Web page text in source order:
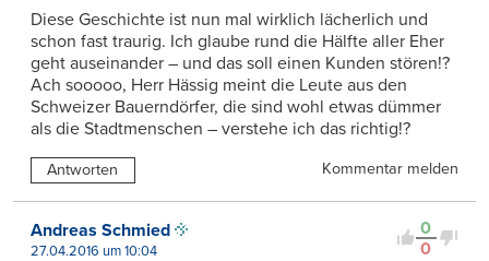
Diese Geschichte ist nun mal wirklich lächerlich und
schon fast traurig. Ich glaube rund die Hälfte aller Eher
geht auseinander – und das soll einen Kunden stören!?
Ach sooooo, Herr Hässig meint die Leute aus den
Schweizer Bauerndörfer, die sind wohl etwas dümmer
als die Stadtmenschen – verstehe ich das richtig!?
Antworten Kommentar melden
0
0
Andreas Schmied
27.04.2016 um 10:04